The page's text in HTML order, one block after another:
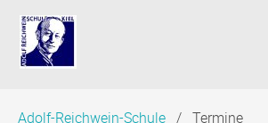
Adolf-Reichwein-Schule Termine